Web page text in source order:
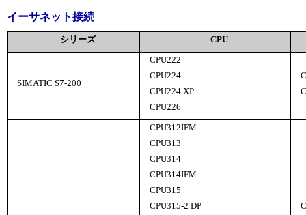
イーサネット接続
シリーズ CPU
SIMATIC S7-200
CPU222
CPU224
CPU224 XP
CPU226
CPU312IFM
CPU313
CPU314
CPU314IFM
CPU315
CPU315-2 DP